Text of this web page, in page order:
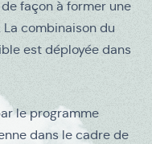
façon à former une
combinaison du
est déployée dans
le programme
dans le cadre de